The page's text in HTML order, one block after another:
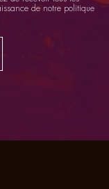
de notre politique